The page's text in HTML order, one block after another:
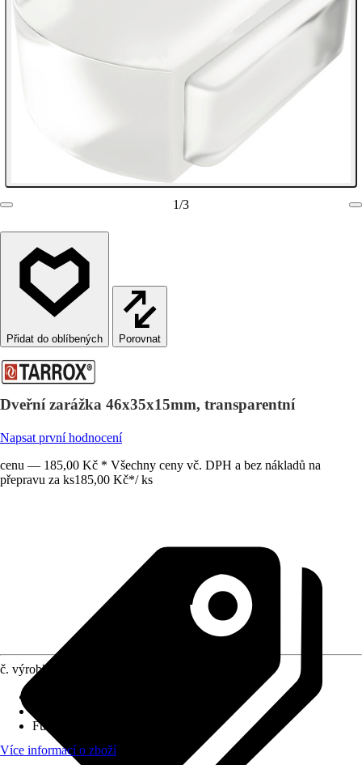
1/3
Porovnat
Dveřní zarážka 46x35x15mm, transparentní
Napsat první hodnocení
cenu — 185,00 Kč * Všechny ceny vč. DPH a bez nákladů na
přepravu za ks185,00 Kč*/ ks
č. výrobku
Funkce
Více informací o zboží